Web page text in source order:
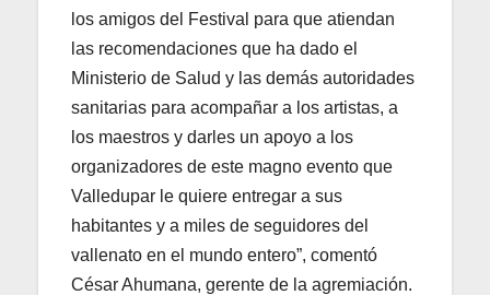
los amigos del Festival para que atiendan
las recomendaciones que ha dado el
Ministerio de Salud y las demás autoridades
sanitarias para acompañar a los artistas, a
los maestros y darles un apoyo a los
organizadores de este magno evento que
Valledupar le quiere entregar a sus
habitantes y a miles de seguidores del
vallenato en el mundo entero”, comentó
César Ahumana, gerente de la agremiación.